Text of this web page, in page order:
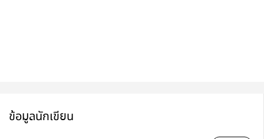
ข้อมูลนักเขียน